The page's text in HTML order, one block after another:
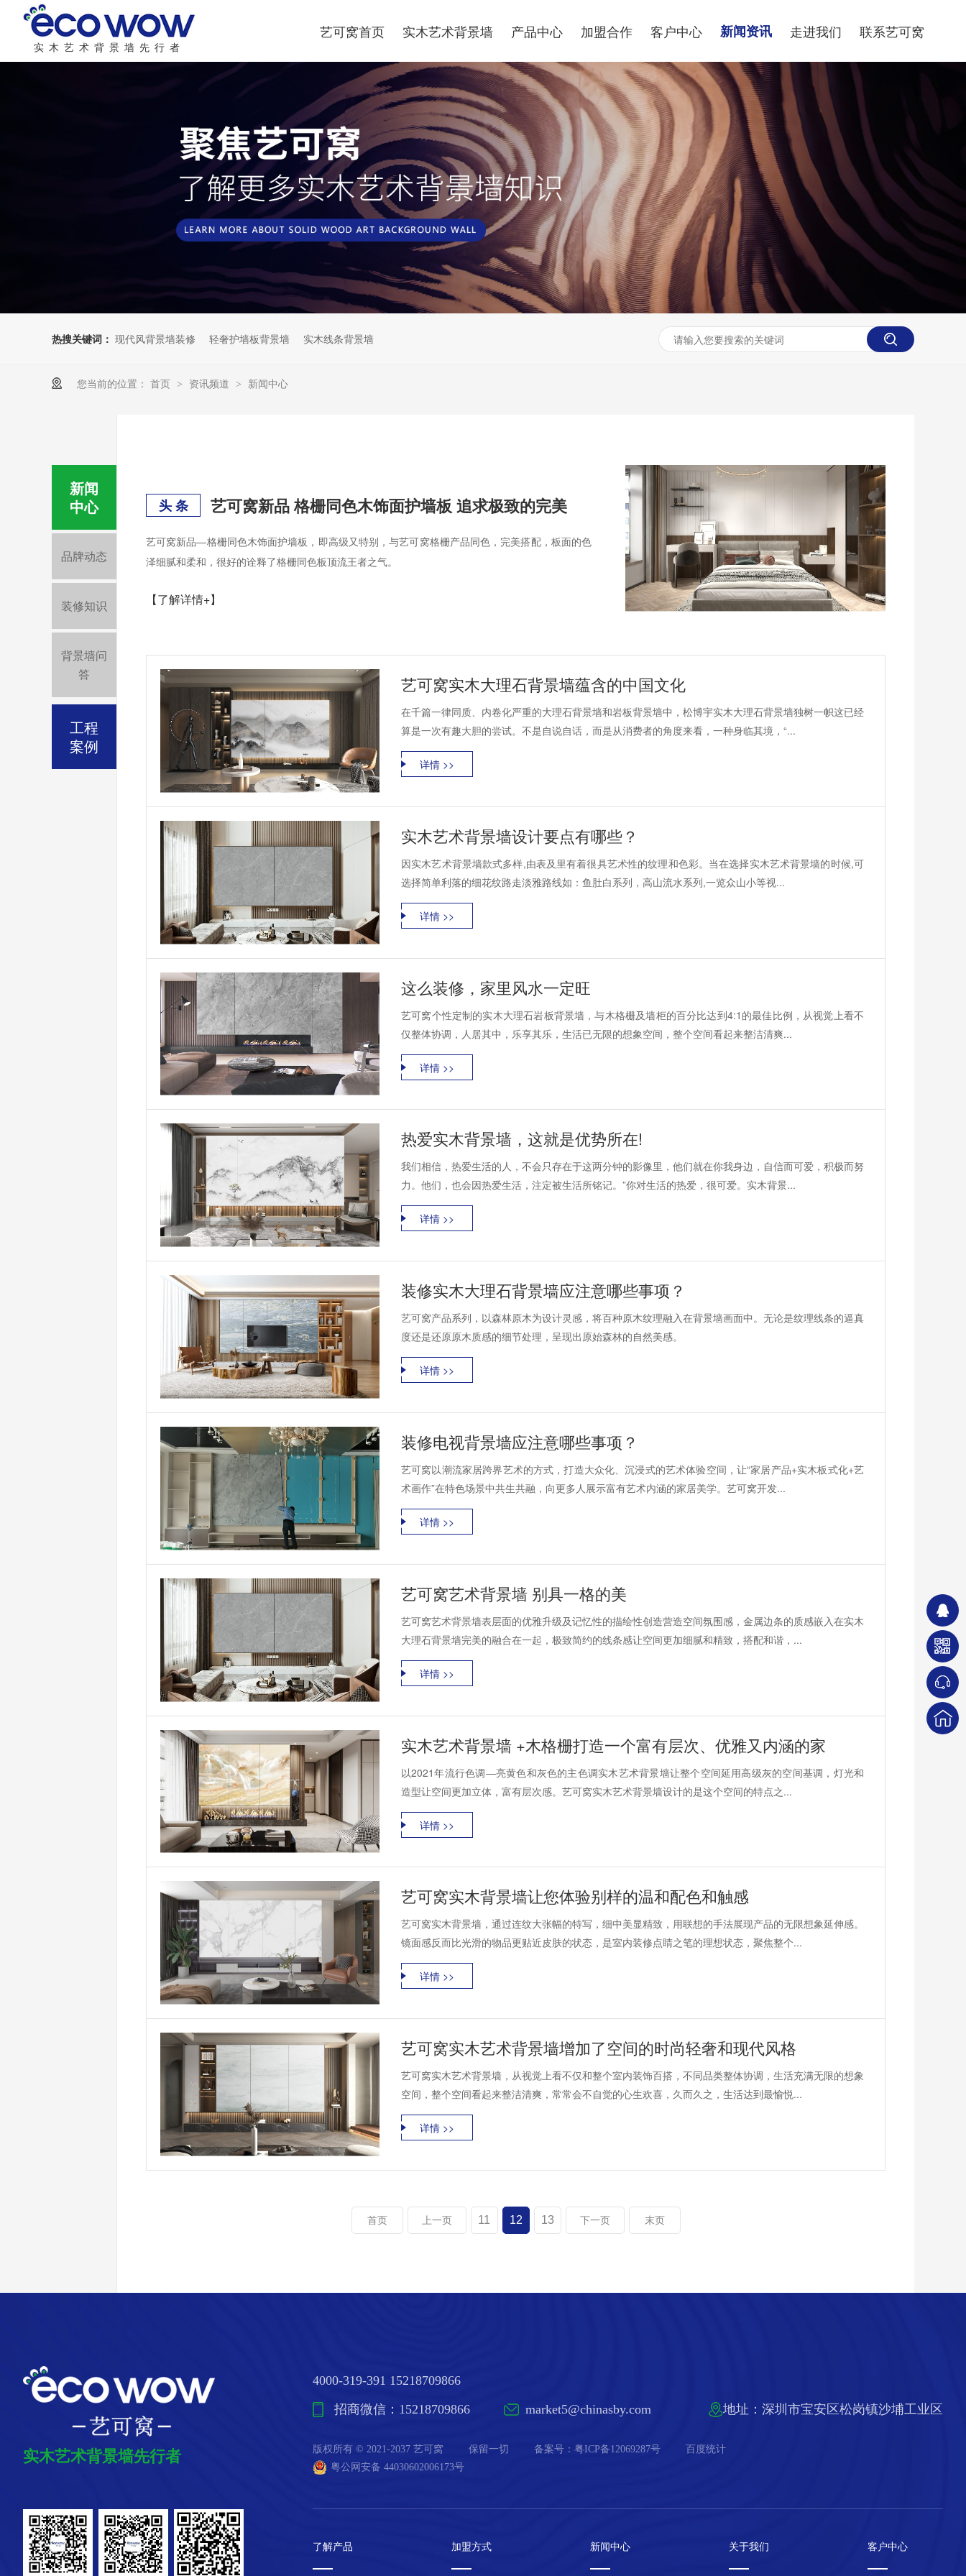
实木艺术背景墙先行者
艺可窝首页 实木艺术背景墙 产品中心 加盟合作 客户中心 新闻资讯 走进我们 联系艺可窝
热搜关键词： 现代风背景墙装修 轻奢护墙板背景墙 实木线条背景墙
您当前的位置： 首页 > 资讯频道 > 新闻中心
头 条 艺可窝新品 格栅同色木饰面护墙板 追求极致的完美
艺可窝新品—格栅同色木饰面护墙板，即高级又特别，与艺可窝格栅产品同色，完美搭配，板面的色
泽细腻和柔和，很好的诠释了格栅同色板顶流王者之气。
【了解详情+】
艺可窝实木大理石背景墙蕴含的中国文化
在千篇一律同质、内卷化严重的大理石背景墙和岩板背景墙中，松博宇实木大理石背景墙独树一帜这已经
算是一次有趣大胆的尝试。不是自说自话，而是从消费者的角度来看，一种身临其境，“...
详情 >>
实木艺术背景墙设计要点有哪些？
因实木艺术背景墙款式多样,由表及里有着很具艺术性的纹理和色彩。当在选择实木艺术背景墙的时候,可
选择简单利落的细花纹路走淡雅路线如：鱼肚白系列，高山流水系列,一览众山小等视...
详情 >>
这么装修，家里风水一定旺
艺可窝个性定制的实木大理石岩板背景墙，与木格栅及墙柜的百分比达到4:1的最佳比例，从视觉上看不
仅整体协调，人居其中，乐享其乐，生活已无限的想象空间，整个空间看起来整洁清爽...
详情 >>
热爱实木背景墙，这就是优势所在!
我们相信，热爱生活的人，不会只存在于这两分钟的影像里，他们就在你我身边，自信而可爱，积极而努
力。他们，也会因热爱生活，注定被生活所铭记。”你对生活的热爱，很可爱。实木背景...
详情 >>
装修实木大理石背景墙应注意哪些事项？
艺可窝产品系列，以森林原木为设计灵感，将百种原木纹理融入在背景墙画面中。无论是纹理线条的逼真
度还是还原原木质感的细节处理，呈现出原始森林的自然美感。
详情 >>
装修电视背景墙应注意哪些事项？
艺可窝以潮流家居跨界艺术的方式，打造大众化、沉浸式的艺术体验空间，让“家居产品+实木板式化+艺
术画作”在特色场景中共生共融，向更多人展示富有艺术内涵的家居美学。艺可窝开发...
详情 >>
艺可窝艺术背景墙 别具一格的美
艺可窝艺术背景墙表层面的优雅升级及记忆性的描绘性创造营造空间氛围感，金属边条的质感嵌入在实木
大理石背景墙完美的融合在一起，极致简约的线条感让空间更加细腻和精致，搭配和谐，...
详情 >>
实木艺术背景墙 +木格栅打造一个富有层次、优雅又内涵的家
以2021年流行色调—亮黄色和灰色的主色调实木艺术背景墙让整个空间延用高级灰的空间基调，灯光和
造型让空间更加立体，富有层次感。艺可窝实木艺术背景墙设计的是这个空间的特点之...
详情 >>
艺可窝实木背景墙让您体验别样的温和配色和触感
艺可窝实木背景墙，通过连纹大张幅的特写，细中美显精致，用联想的手法展现产品的无限想象延伸感。
镜面感反而比光滑的物品更贴近皮肤的状态，是室内装修点睛之笔的理想状态，聚焦整个...
详情 >>
艺可窝实木艺术背景墙增加了空间的时尚轻奢和现代风格
艺可窝实木艺术背景墙，从视觉上看不仅和整个室内装饰百搭，不同品类整体协调，生活充满无限的想象
空间，整个空间看起来整洁清爽，常常会不自觉的心生欢喜，久而久之，生活达到最愉悦...
详情 >>
首页 上一页 11 12 13 下一页 末页
新闻
中心
品牌动态
装修知识
背景墙问
答
工程
案例
实木艺术背景墙先行者
4000-319-391 15218709866
招商微信：15218709866
market5@chinasby.com 地址：深圳市宝安区松岗镇沙埔工业区
版权所有 © 2021-2037 艺可窝 保留一切 备案号：粤ICP备12069287号
百度统计
粤公网安备 44030602006173号
了解产品 加盟方式 新闻中心 关于我们 客户中心